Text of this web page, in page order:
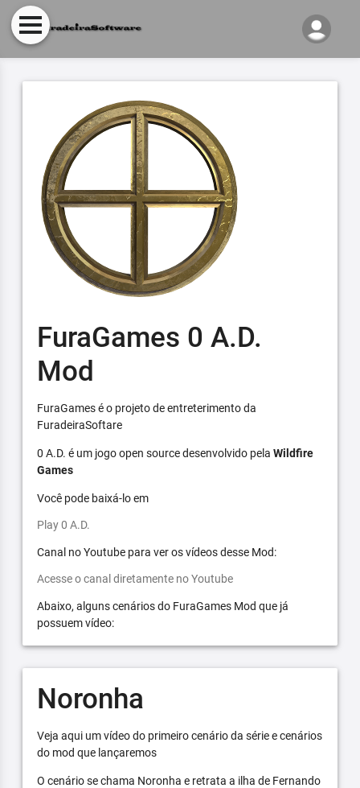
FuraGames 0 A.D.
Mod
FuraGames é o projeto de entreterimento da
FuradeiraSoftare
0 A.D. é um jogo open source desenvolvido pela Wildfire
Games
Você pode baixá-lo em
Play 0 A.D.
Canal no Youtube para ver os vídeos desse Mod:
Acesse o canal diretamente no Youtube
Abaixo, alguns cenários do FuraGames Mod que já
possuem vídeo:
Noronha
Veja aqui um vídeo do primeiro cenário da série e cenários
do mod que lançaremos
O cenário se chama Noronha e retrata a ilha de Fernando